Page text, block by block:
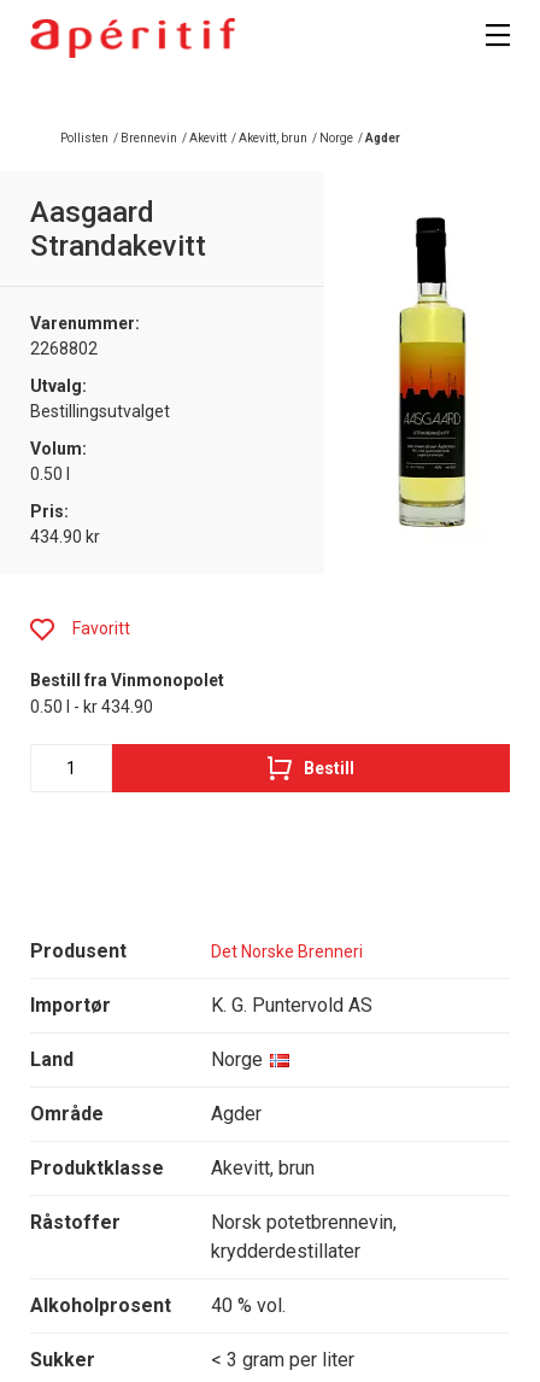
Pollisten / Brennevin /Akevitt /Akevitt, brun / Norge /Agder
Aasgaard
Strandakevitt
Varenummer:
2268802
Utvalg:
Bestillingsutvalget
Volum:
0.50 l
Pris:
434.90 kr
Produsent Det Norske Brenneri
Importør K. G. Puntervold AS
Land Norge
Område Agder
Produktklasse Akevitt, brun
Råstoffer
Norsk potetbrennevin,
krydderdestillater
Alkoholprosent 40 % vol.
Sukker < 3 gram per liter
Favoritt
Bestill fra Vinmonopolet
0.50 l - kr 434.90
Bestill